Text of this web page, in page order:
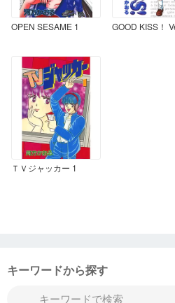
OPEN SESAME 1
ＴＶジャッカー 1
キーワードから探す